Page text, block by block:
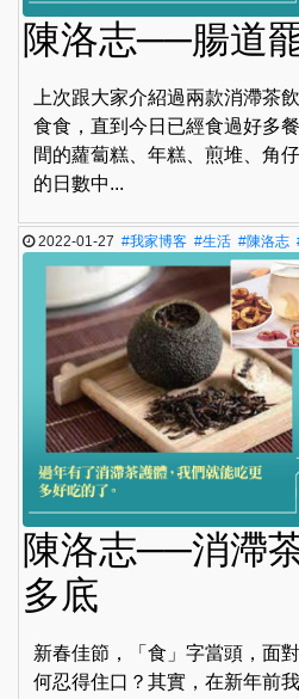
陳洛志──腸道
上次跟大家介紹過兩款消滯茶
食食，直到今日已經食過好多
間的蘿蔔糕、年糕、煎堆、角
的日數中...
2022-01-27#我家博客 #生活 #陳洛志
陳洛志──消滯
多底
新春佳節，「食」字當頭，面
何忍得住口？其實，在新年前